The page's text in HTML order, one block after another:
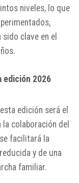
niveles, lo que
clave en el
edición 2026
edición será el
colaboración del
facilitará la
y de una
familiar.